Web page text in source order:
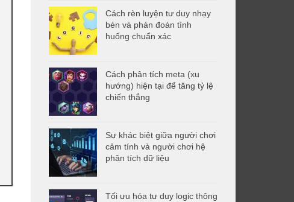
Cách rèn luyện tư duy nhạy
bén và phán đoán tình
huống chuẩn xác
Cách phân tích meta (xu
hướng) hiện tại để tăng tỷ lệ
chiến thắng
Sự khác biệt giữa người chơi
cảm tính và người chơi hệ
phân tích dữ liệu
Tối ưu hóa tư duy logic thông